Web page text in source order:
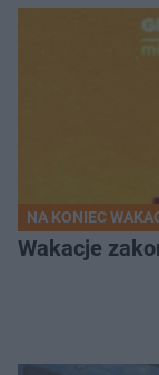
NA KONIEC
Wakacje